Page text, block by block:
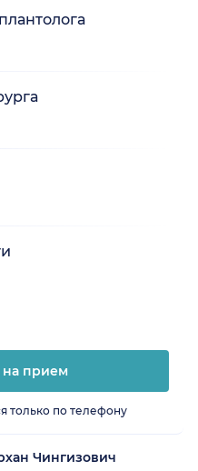
на прием
только по телефону
Чингизович